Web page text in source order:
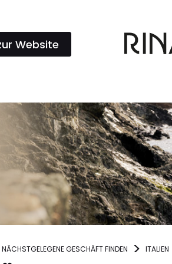
Website
GESCHÄFT FINDEN ITALIEN